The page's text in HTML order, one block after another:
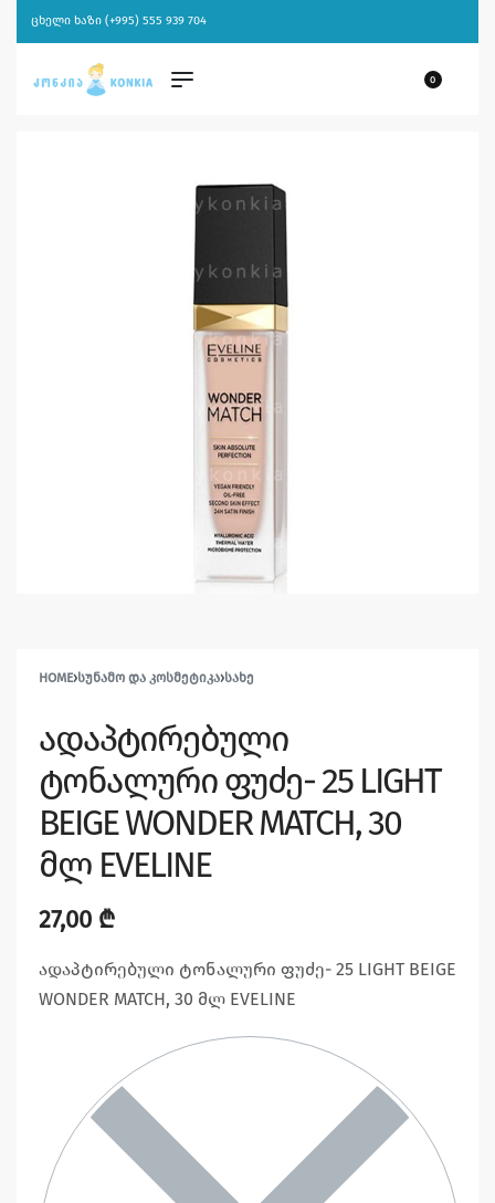
ცხელი ხაზი (+995) 555 939 704
0
HOME›ᲡᲣᲜᲐᲛᲝ ᲓᲐ ᲙᲝᲡᲛᲔᲢᲘᲙᲐ›ᲡᲐᲮᲔ
ადაპტირებული
ტონალური ფუძე- 25 LIGHT
BEIGE WONDER MATCH, 30
მლ EVELINE
27,00 ₾
ადაპტირებული ტონალური ფუძე- 25 LIGHT BEIGE
WONDER MATCH, 30 მლ EVELINE